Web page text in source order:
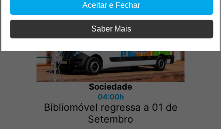
Sociedade
04:00h
Bibliomóvel regressa a 01 de
Setembro
Aceitar e Fechar
Saber Mais